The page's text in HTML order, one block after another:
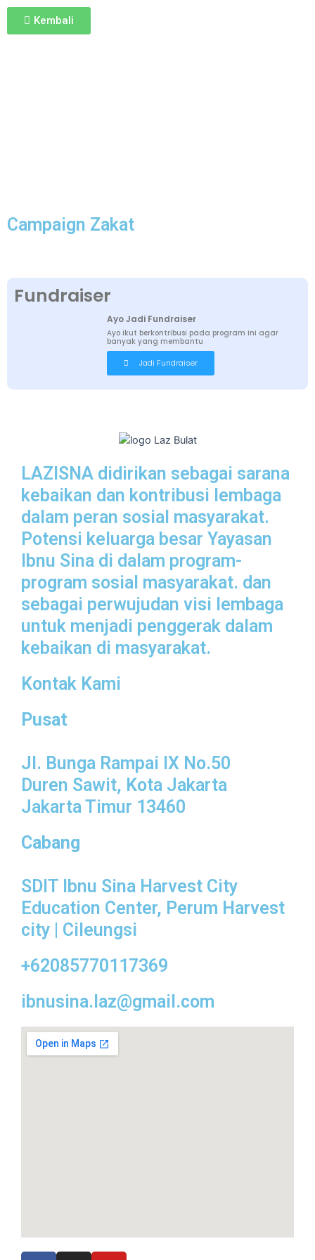
Kembali
Campaign Zakat
Fundraiser
Ayo Jadi Fundraiser
Ayo ikut berkontribusi pada program ini agar
banyak yang membantu
Jadi Fundraiser
LAZISNA didirikan sebagai sarana
kebaikan dan kontribusi lembaga
dalam peran sosial masyarakat.
Potensi keluarga besar Yayasan
Ibnu Sina di dalam program-
program sosial masyarakat. dan
sebagai perwujudan visi lembaga
untuk menjadi penggerak dalam
kebaikan di masyarakat.
Kontak Kami
Pusat
Jl. Bunga Rampai IX No.50
Duren Sawit, Kota Jakarta
Jakarta Timur 13460
Cabang
SDIT Ibnu Sina Harvest City
Education Center, Perum Harvest
city | Cileungsi
+62085770117369
ibnusina.laz@gmail.com